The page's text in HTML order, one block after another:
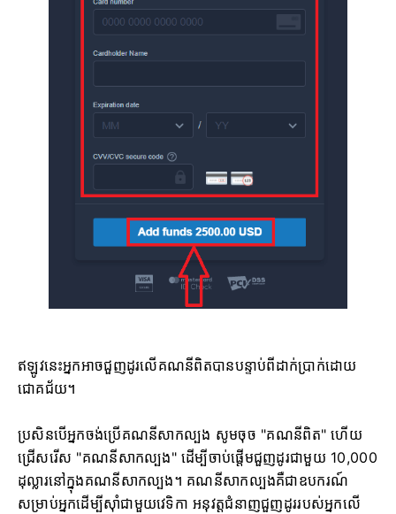
ឥឡូវនេះអ្នកអាចជួញដូរលើគណនីពិតបានបន្ទាប់ពីដាក់ប្រាក់ដោយ
ជោគជ័យ។
ប្រសិនបើអ្នកចង់ប្រើគណនីសាកល្បង សូមចុច "គណនីពិត" ហើយ
ជ្រើសរើស "គណនីសាកល្បង" ដើម្បីចាប់ផ្តើមជួញដូរជាមួយ 10,000
ដុល្លារនៅក្នុងគណនីសាកល្បង។ គណនីសាកល្បងគឺជាឧបករណ៍
សម្រាប់អ្នកដើម្បីស៊ាំជាមួយវេទិកា អនុវត្តជំនាញជួញដូររបស់អ្នកលើ